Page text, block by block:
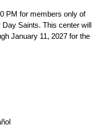
PM for members only of
Saints. This center will
January 11, 2027 for the